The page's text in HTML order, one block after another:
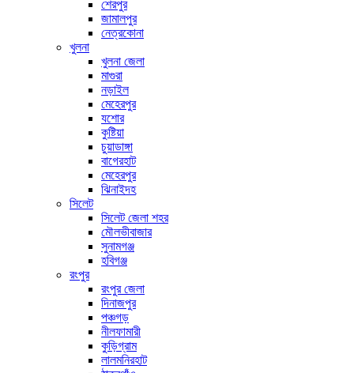
শেরপুর
জামালপুর
নেত্রকোনা
খুলনা
খুলনা জেলা
মাগুরা
নড়াইল
মেহেরপুর
যশোর
কুষ্টিয়া
চুয়াডাঙ্গা
বাগেরহাট
মেহেরপুর
ঝিনাইদহ
সিলেট
সিলেট জেলা শহর
মৌলভীবাজার
সুনামগঞ্জ
হবিগঞ্জ
রংপুর
রংপুর জেলা
দিনাজপুর
পঞ্চগড়
নীলফামারী
কুড়িগ্রাম
লালমনিরহাট